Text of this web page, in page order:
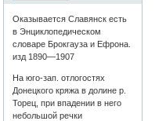
Оказывается Славянск есть
в Энциклопедическом
словаре Брокгауза и Ефрона.
изд 1890—1907
На юго-зап. отлогостях
Донецкого кряжа в долине р.
Торец, при впадении в него
небольшой речки